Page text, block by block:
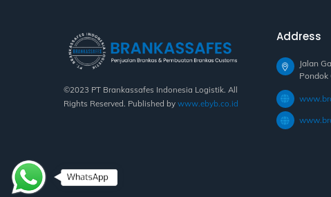
©2023 PT Brankassafes Indonesia Logistik. All
Rights Reserved. Published by www.ebyb.co.id
Address
Jalan
Pondok